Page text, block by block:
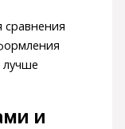
сравнения
лучше
и